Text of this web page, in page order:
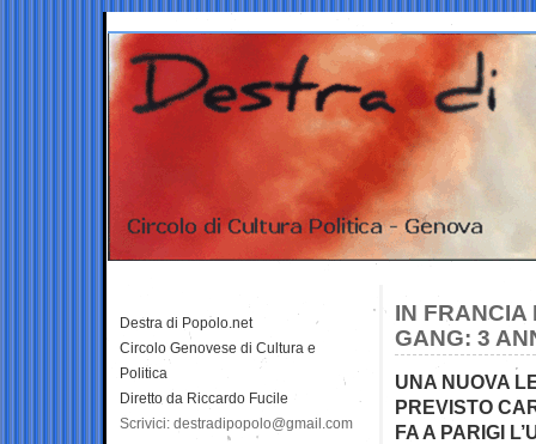
IN FRANCIA
GANG: 3
UNA NUOVA
PREVISTO
FA A PARIGI
Destra di Popolo.net
Circolo Genovese di Cultura e
Politica
Diretto da Riccardo Fucile
Scrivici: destradipopolo@gmail.com